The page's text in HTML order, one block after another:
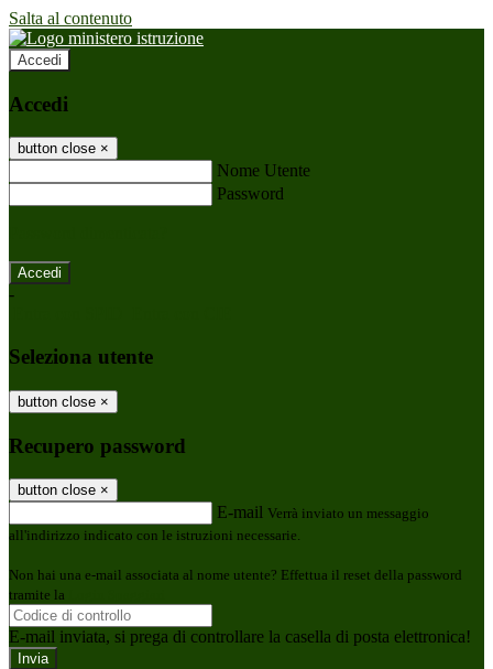
Salta al contenuto
Accedi
Accedi
button close ×
Nome Utente
Password
-
Seleziona utente
button close ×
Recupero password
button close ×
E-mail Verrà inviato un messaggio
all'indirizzo indicato con le istruzioni necessarie.
Non hai una e-mail associata al nome utente? Effettua il reset della password
tramite la
E-mail inviata, si prega di controllare la casella di posta elettronica!